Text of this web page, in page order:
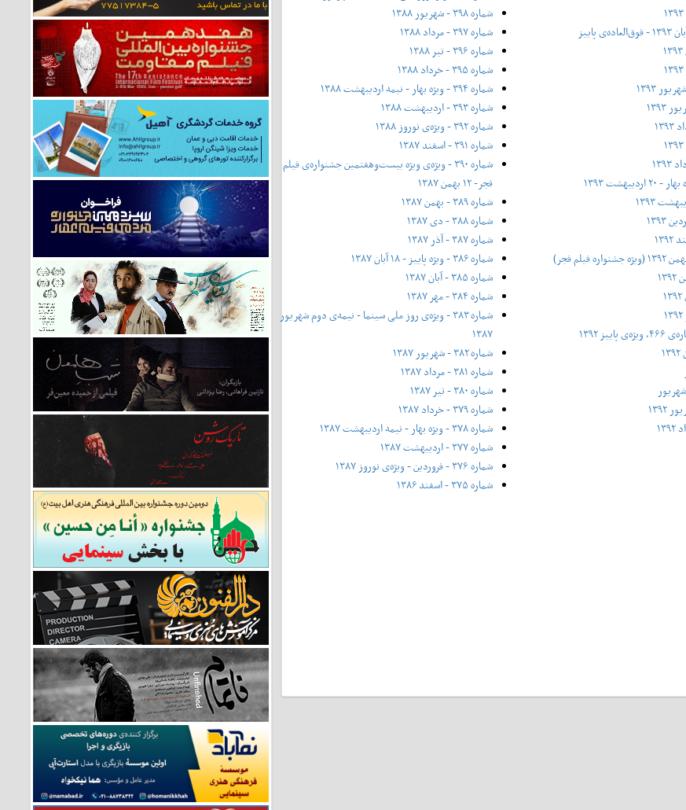
شماره ۳۹۸ - شهریور ۱۳۸۸
شماره ۳۹۷ - مرداد ۱۳۸۸
شماره ۳۹۶ - تیر ۱۳۸۸
شماره ۳۹۵ - خرداد ۱۳۸۸
شماره ۳۹۴ - ویژه بهار - نیمه‌ اردیبهشت ۱۳۸۸
شماره ۳۹۳ - اردیبهشت ۱۳۸۸
شماره ۳۹۲ - ویژه‌ی نوروز ۱۳۸۸
شماره ۳۹۱ - اسفند ۱۳۸۷
شماره ۳۹۰ - ویژه‌ی ویژه بیست‌و‌هفتمین جشنواره‌ی فیلم
فجر- ۱۲ بهمن ۱۳۸۷
شماره ۳۸۹ - بهمن ۱۳۸۷
شماره ۳۸۸ - دی ۱۳۸۷
شماره ۳۸۷ - آذر ۱۳۸۷
شماره ۳۸۶ - ویژه پاییز - ۱۸ آبان ۱۳۸۷
شماره ۳۸۵ - آبان ۱۳۸۷
شماره ۳۸۴ - مهر ۱۳۸۷
شماره ۳۸۳ - ویژه‌ی روز ملی سینما - نیمه‌ی دوم شهریور
۱۳۸۷
شماره ۳۸۲ - شهریور ۱۳۸۷
شماره ۳۸۱ - مرداد ۱۳۸۷
شماره ۳۸۰ - تیر ۱۳۸۷
شماره ۳۷۹ - خرداد ۱۳۸۷
شماره ۳۷۸ - ویژه بهار - نیمه‌ اردیبهشت ۱۳۸۷
شماره ۳۷۷ - اردیبهشت ۱۳۸۷
شماره ۳۷۶ - فروردین - ویژه‌ی نوروز ۱۳۸۷
شماره ۳۷۵ - اسفند ۱۳۸۶